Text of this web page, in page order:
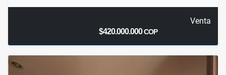
Venta
$420.000.000COP